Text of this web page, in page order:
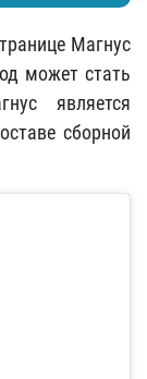
Магнус
может стать
является
сборной